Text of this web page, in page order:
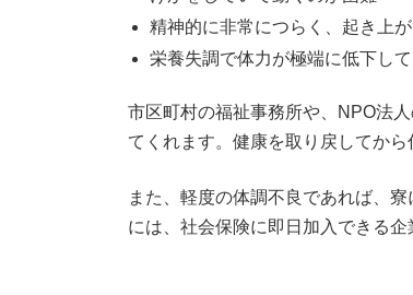
精神的に非常につらく、起き上
栄養失調で体力が極端に低下し
市区町村の福祉事務所や、NPO法
てくれます。健康を取り戻してか
また、軽度の体調不良であれば、
には、社会保険に即日加入できる